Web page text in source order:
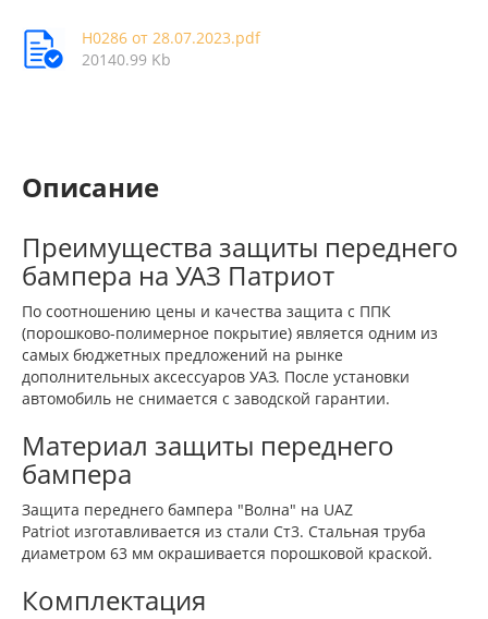
Н0286 от 28.07.2023.pdf
20140.99 Kb
Описание
Преимущества защиты переднего
бампера на УАЗ Патриот
По соотношению цены и качества защита с ППК
(порошково-полимерное покрытие) является одним из
самых бюджетных предложений на рынке
дополнительных аксессуаров УАЗ. После установки
автомобиль не снимается с заводской гарантии.
Материал защиты переднего
бампера
Защита переднего бампера "Волна" на UAZ
Patriot изготавливается из стали Ст3. Стальная труба
диаметром 63 мм окрашивается порошковой краской.
Комплектация